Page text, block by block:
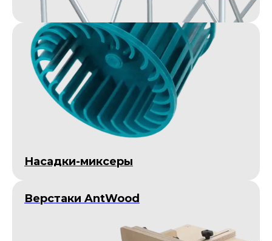
Насадки-миксеры
Верстаки AntWood